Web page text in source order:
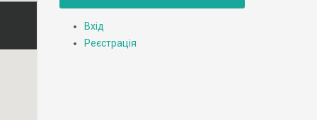
Вхід
Реєстрація